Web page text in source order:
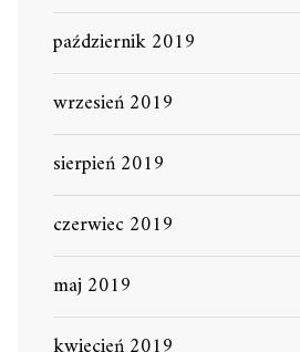
październik 2019
wrzesień 2019
sierpień 2019
czerwiec 2019
maj 2019